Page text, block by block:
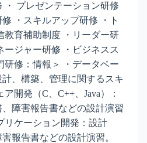
・ プレゼンテーション研修
・スキルアップ研修 ・ト
教育補助制度 ・リーダー研
ージャー研修 ・ビジネスス
研修：情報＞ ・データベー
、構築、管理に関するスキ
開発（C、C++、Java）：
障害報告書などの設計演習
リケーション開発：設計
報告書などの設計演習。